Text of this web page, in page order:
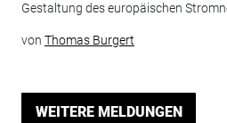
Gestaltung des europäischen
von Thomas Burgert
WEITERE MELDUNGEN